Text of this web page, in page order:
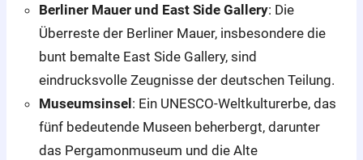
Berliner Mauer und East Side Gallery: Die
Überreste der Berliner Mauer, insbesondere die
bunt bemalte East Side Gallery, sind
eindrucksvolle Zeugnisse der deutschen Teilung.
Museumsinsel: Ein UNESCO-Weltkulturerbe, das
fünf bedeutende Museen beherbergt, darunter
das Pergamonmuseum und die Alte